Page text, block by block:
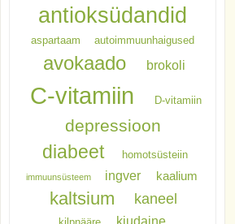
antioksüdandid
aspartaam autoimmuunhaigused
avokaado brokoli
C-vitamiin D-vitamiin
depressioon
diabeet homotsüsteiin
immuunsüsteem ingver kaalium
kaltsium kaneel
kiudaine